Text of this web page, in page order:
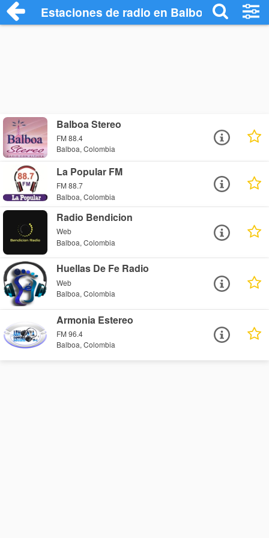
Estaciones de radio en Balboa -
Balboa Stereo
FM 88.4
Balboa, Colombia
La Popular FM
FM 88.7
Balboa, Colombia
Radio Bendicion
Web
Balboa, Colombia
Huellas De Fe Radio
Web
Balboa, Colombia
Armonia Estereo
FM 96.4
Balboa, Colombia